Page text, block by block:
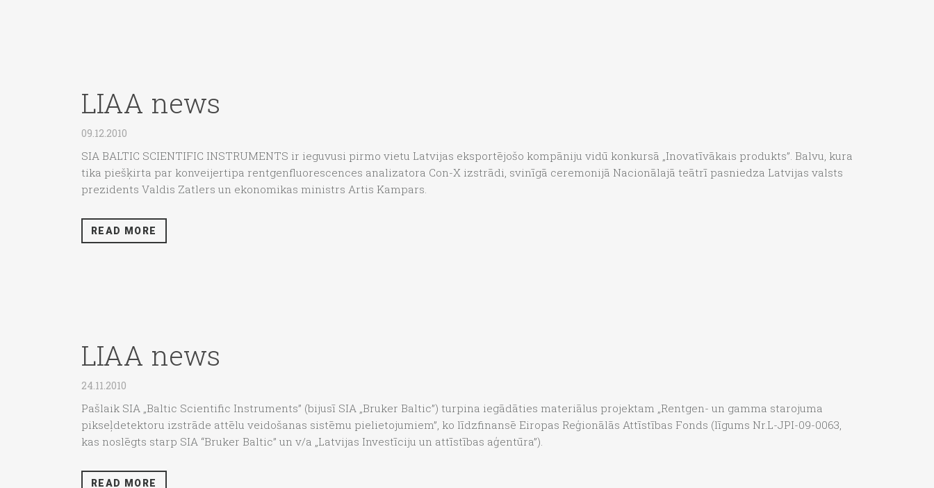
LIAA news
09.12.2010
SIA BALTIC SCIENTIFIC INSTRUMENTS ir ieguvusi pirmo vietu Latvijas eksportējošo kompāniju vidū konkursā „Inovatīvākais produkts”. Balvu, kura
tika piešķirta par konveijertipa rentgenfluorescences analizatora Con-X izstrādi, svinīgā ceremonijā Nacionālajā teātrī pasniedza Latvijas valsts
prezidents Valdis Zatlers un ekonomikas ministrs Artis Kampars.
READ MORE
LIAA news
24.11.2010
Pašlaik SIA „Baltic Scientific Instruments” (bijusī SIA „Bruker Baltic”) turpina iegādāties materiālus projektam „Rentgen- un gamma starojuma
pikseļdetektoru izstrāde attēlu veidošanas sistēmu pielietojumiem”, ko līdzfinansē Eiropas Reģionālās Attīstības Fonds (līgums Nr.L-JPI-09-0063,
kas noslēgts starp SIA “Bruker Baltic” un v/a „Latvijas Investīciju un attīstības aģentūra”).
READ MORE